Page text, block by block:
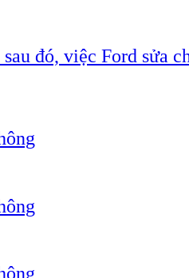
đó, việc Ford sửa